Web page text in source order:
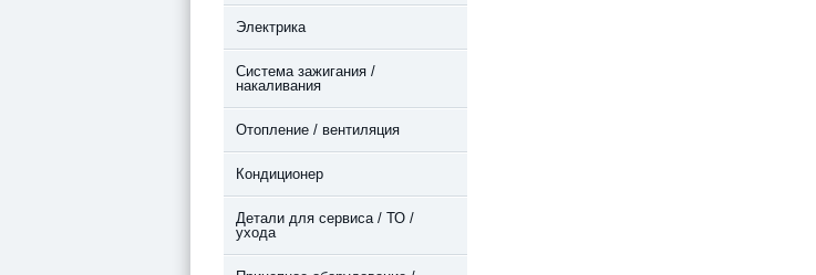
Электрика
Система зажигания /
накаливания
Отопление / вентиляция
Кондиционер
Детали для сервиса / ТО /
ухода